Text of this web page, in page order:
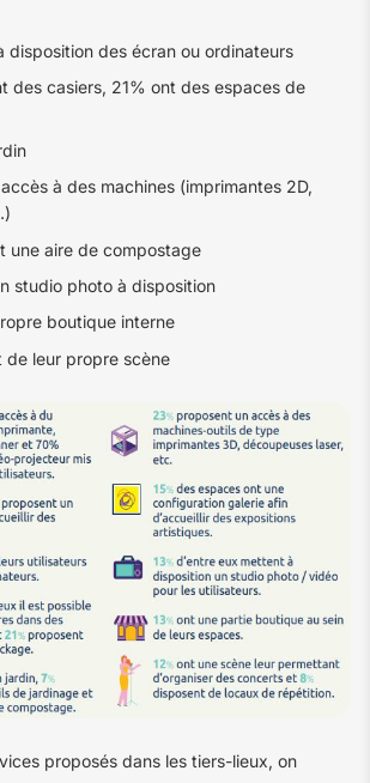
disposition des écran ou ordinateurs
des casiers, 21% ont des espaces de
à des machines (imprimantes 2D,
une aire de compostage
studio photo à disposition
boutique interne
de leur propre scène
proposés dans les tiers-lieux, on